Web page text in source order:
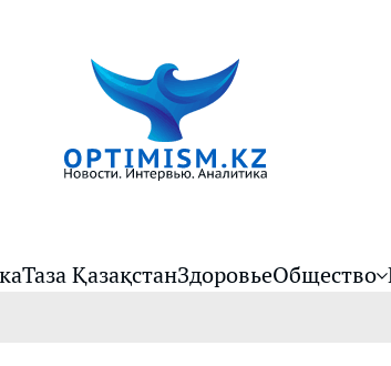
Таза ҚазақстанЗдоровьеОбщество